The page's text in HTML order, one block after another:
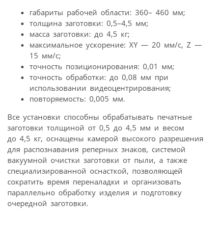
габариты рабочей области: 360– 460 мм;
толщина заготовки: 0,5–4,5 мм;
масса заготовки: до 4,5 кг;
максимальное ускорение: XY — 20 мм/c, Z —
15 мм/с;
точность позиционирования: 0,01 мм;
точность обработки: до 0,08 мм при
использовании видеоцентрирования;
повторяемость: 0,005 мм.
Все установки способны обрабатывать печатные
заготовки толщиной от 0,5 до 4,5 мм и весом
до 4,5 кг, оснащены камерой высокого разрешения
для распознавания реперных знаков, системой
вакуумной очистки заготовки от пыли, а также
специализированной оснасткой, позволяющей
сократить время переналадки и организовать
параллельно обработку изделия и подготовку
очередной заготовки.